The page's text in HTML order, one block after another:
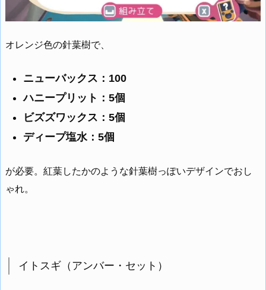
オレンジ色の針葉樹で、
ニューバックス：100
ハニープリット：5個
ビズズワックス：5個
ディープ塩水：5個
が必要。紅葉したかのような針葉樹っぽいデザインでおし
ゃれ。
イトスギ（アンバー・セット）